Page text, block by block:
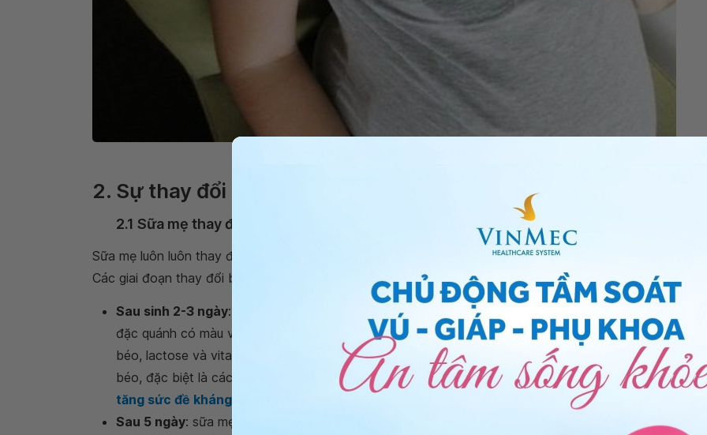
2. Sự thay đổi trong thành phần sữa mẹ
2.1 Sữa mẹ thay đổi theo giai đoạn phát triển của trẻ
Sữa mẹ luôn luôn thay đổi trong từng giai đoạn sau sinh nhằm đáp ứng nhu cầu phát triển của trẻ.
Các giai đoạn thay đổi bao gồm:
Sau sinh 2-3 ngày: sữa mẹ trong những ngày đầu sau sinh được gọi là
đặc quánh có màu vàng đậm và nhạt, loãng dần ở những ngày sau đó. Sữa non chứa ít chất
béo, lactose và vitamin tan trong nước, tuy nhiên rất giàu protein và vitamin tan trong chất
béo, đặc biệt là các tế bào miễn dịch. Do đó, trẻ bú sữa non của mẹ sẽ làm
tăng sức đề kháng
Sau 5 ngày: sữa mẹ sẽ chuyển sang giai đoạn sữa trưởng thành hay còn gọi là xuống sữa.